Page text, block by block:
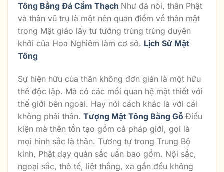
Tông Bằng Đá Cẩm Thạch Như đã nói, thân Phật
và thân vũ trụ là một nên quan điểm về thân mật
trong Mật giáo lấy tư tưởng trùng trùng duyên
khởi của Hoa Nghiêm làm cơ sở. Lịch Sử Mật
Tông
Sự hiện hữu của thân không đơn giản là một hữu
thể độc lập. Mà có các mối quan hệ mật thiết với
thế giới bên ngoài. Hay nói cách khác là với cái
không phải thân. Tượng Mật Tông Bằng Gỗ Điều
kiện mà thên tồn tạo gồm cả pháp giới, gọi là
mọi hình sắc là thân. Tương tự trong Trung Bộ
kinh, Phật dạy quán sắc uẩn bao gồm. Nội sắc,
ngoại sắc, thô tế, liệt thắng, xa gần đều không